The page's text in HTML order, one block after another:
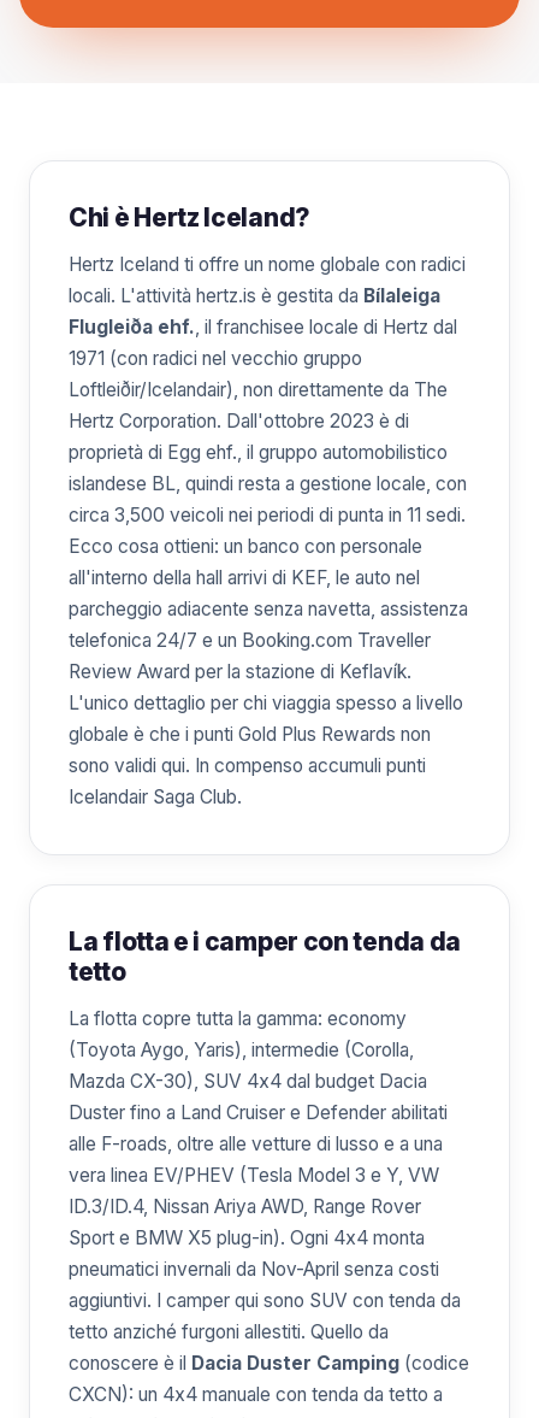
Chi è Hertz Iceland?
Hertz Iceland ti offre un nome globale con radici
locali. L'attività hertz.is è gestita da Bílaleiga
Flugleiða ehf., il franchisee locale di Hertz dal
1971 (con radici nel vecchio gruppo
Loftleiðir/Icelandair), non direttamente da The
Hertz Corporation. Dall'ottobre 2023 è di
proprietà di Egg ehf., il gruppo automobilistico
islandese BL, quindi resta a gestione locale, con
circa 3,500 veicoli nei periodi di punta in 11 sedi.
Ecco cosa ottieni: un banco con personale
all'interno della hall arrivi di KEF, le auto nel
parcheggio adiacente senza navetta, assistenza
telefonica 24/7 e un Booking.com Traveller
Review Award per la stazione di Keflavík.
L'unico dettaglio per chi viaggia spesso a livello
globale è che i punti Gold Plus Rewards non
sono validi qui. In compenso accumuli punti
Icelandair Saga Club.
La flotta e i camper con tenda da
tetto
La flotta copre tutta la gamma: economy
(Toyota Aygo, Yaris), intermedie (Corolla,
Mazda CX-30), SUV 4x4 dal budget Dacia
Duster fino a Land Cruiser e Defender abilitati
alle F-roads, oltre alle vetture di lusso e a una
vera linea EV/PHEV (Tesla Model 3 e Y, VW
ID.3/ID.4, Nissan Ariya AWD, Range Rover
Sport e BMW X5 plug-in). Ogni 4x4 monta
pneumatici invernali da Nov-April senza costi
aggiuntivi. I camper qui sono SUV con tenda da
tetto anziché furgoni allestiti. Quello da
conoscere è il Dacia Duster Camping (codice
CXCN): un 4x4 manuale con tenda da tetto a